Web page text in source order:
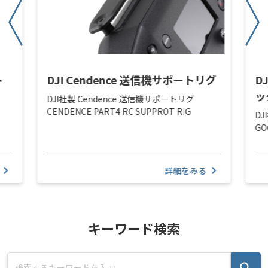
DJI Cendence 送信機サポートリグ
DJI社製 Cendence 送信機サポートリグ
CENDENCE PART4 RC SUPPROT RIG
詳細をみる
キーワード検索